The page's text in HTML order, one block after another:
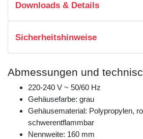
Downloads & Details
Sicherheitshinweise
Abmessungen und
220-240 V ~ 50/60 Hz
Gehäusefarbe: grau
Gehäusematerial: Polypropylen,
schwerentflammbar
Nennweite: 160 mm